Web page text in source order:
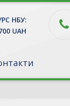
НБУ:
UAH